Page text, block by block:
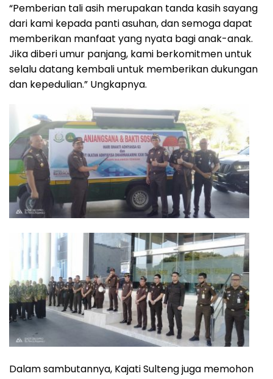
“Pemberian tali asih merupakan tanda kasih sayang
dari kami kepada panti asuhan, dan semoga dapat
memberikan manfaat yang nyata bagi anak-anak.
Jika diberi umur panjang, kami berkomitmen untuk
selalu datang kembali untuk memberikan dukungan
dan kepedulian.” Ungkapnya.
Dalam sambutannya, Kajati Sulteng juga memohon